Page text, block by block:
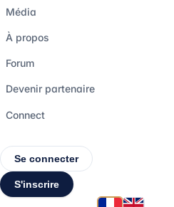
Média
À propos
Forum
Devenir partenaire
Connect
Se connecter
S'inscrire
Comprendre
Explorer les
parcours.
Interviews,
tout pour construire
professionnel.